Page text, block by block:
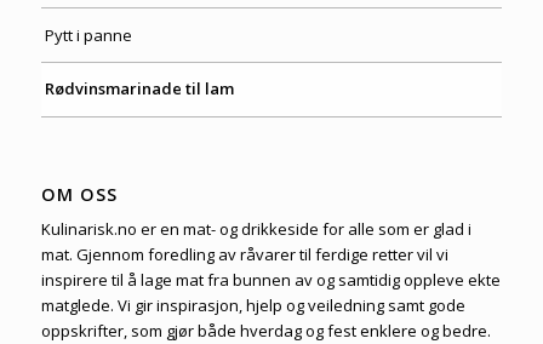
Pytt i panne
Rødvinsmarinade til lam
OM OSS
Kulinarisk.no er en mat- og drikkeside for alle som er glad i
mat. Gjennom foredling av råvarer til ferdige retter vil vi
inspirere til å lage mat fra bunnen av og samtidig oppleve ekte
matglede. Vi gir inspirasjon, hjelp og veiledning samt gode
oppskrifter, som gjør både hverdag og fest enklere og bedre.